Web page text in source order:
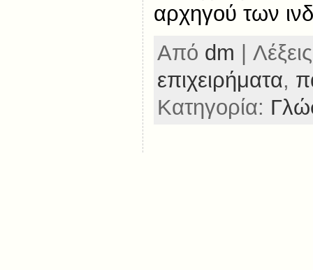
αρχηγού των
Από dm |
επιχειρήματα,
Κατηγορία: